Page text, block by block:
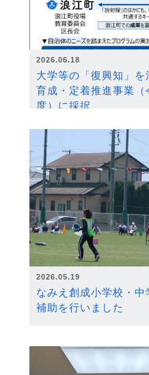
2026.06.18
大学等の「復興知」
育成・定着推進事業
度）に採択
2026.05.19
なみえ創成小学校・
補助を行いました